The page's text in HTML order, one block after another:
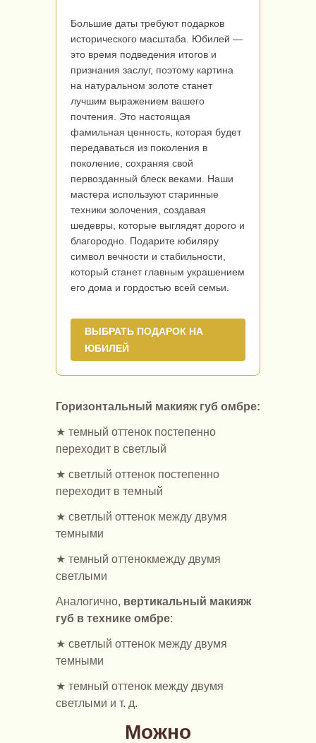
Большие даты требуют подарков
исторического масштаба. Юбилей —
это время подведения итогов и
признания заслуг, поэтому картина
на натуральном золоте станет
лучшим выражением вашего
почтения. Это настоящая
фамильная ценность, которая будет
передаваться из поколения в
поколение, сохраняя свой
первозданный блеск веками. Наши
мастера используют старинные
техники золочения, создавая
шедевры, которые выглядят дорого и
благородно. Подарите юбиляру
символ вечности и стабильности,
который станет главным украшением
его дома и гордостью всей семьи.
ВЫБРАТЬ ПОДАРОК НА
ЮБИЛЕЙ
Горизонтальный макияж губ омбре:
★ темный оттенок постепенно
переходит в светлый
★ светлый оттенок постепенно
переходит в темный
★ светлый оттенок между двумя
темными
★ темный оттенокмежду двумя
светлыми
Аналогично, вертикальный макияж
губ в технике омбре:
★ светлый оттенок между двумя
темными
★ темный оттенок между двумя
светлыми и т. д.
Можно